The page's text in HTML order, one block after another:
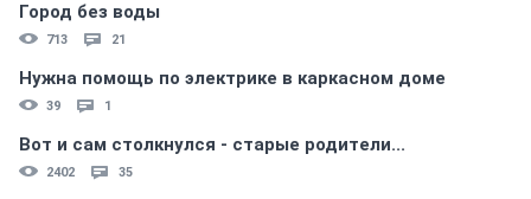
Город без воды
713 21
Нужна помощь по электрике в каркасном доме
39 1
Вот и сам столкнулся - старые родители...
2402 35